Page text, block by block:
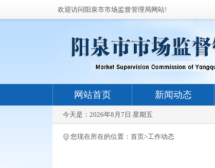
欢迎访问阳泉市市场监督管理局网站!
网站首页 新闻动态
今天是： 2026年8月7日 星期五
您现在所在的位置： 首页>工作动态